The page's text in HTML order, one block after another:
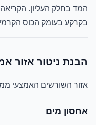
המד בחלק העליון.
בקרקע בעומק הכוס
הבנת ניטור אזור
אזור השורשים האמצעי
אחסון מים